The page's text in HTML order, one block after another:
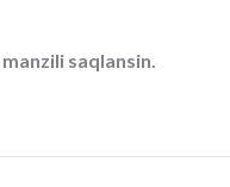
saqlansin.